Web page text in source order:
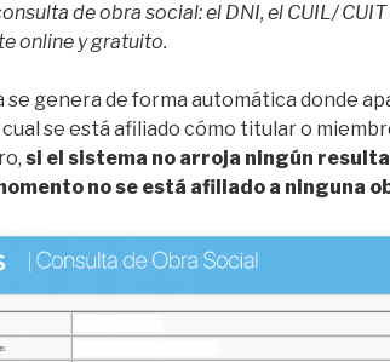
de obra social: el DNI, el CUIL/
online y gratuito.
se genera de forma automática donde
se está afiliado cómo titular o
si el sistema no arroja ningún
no se está afiliado a ninguna